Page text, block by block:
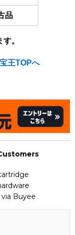
品
。
王TOPへ
Buyee